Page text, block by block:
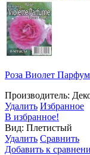
Роза Виолет
Производитель:
Удалить Избранное
В избранное!
Вид: Плетистый
Удалить Сравнить
Добавить к